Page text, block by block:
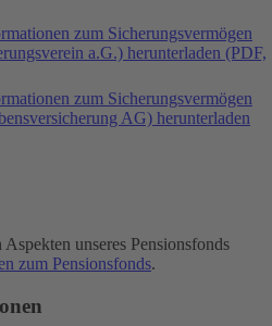
zum Sicherungsvermögen
a.G.) herunterladen (PDF,
zum Sicherungsvermögen
AG) herunterladen
unseres Pensionsfonds
zum Pensionsfonds.